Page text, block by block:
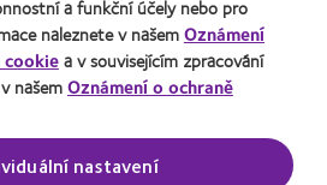
(Czech Republic)
| Kontaktní čočky výrobce CooperVision jsou
ke korekci ametropie. Přečtěte si prosím
a funkční účely nebo pro
naleznete v našemOznámení
a v souvisejícím zpracování
našemOznámení o ochraně
nastavení